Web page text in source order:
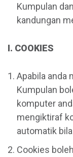
Kumpulan
kandungan
I. COOKIES
Apabila anda
Kumpulan
komputer
mengiktiraf
automatik
Cookies